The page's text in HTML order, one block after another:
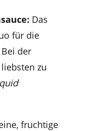
Das
für die
der
zu
fruchtige